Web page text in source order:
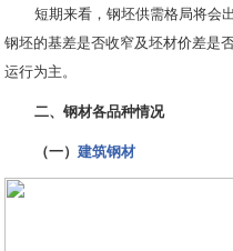
短期来看，钢坯供需格局将会
钢坯的基差是否收窄及坯材价差是
运行为主。
二、钢材各品种情况
（一） 建筑钢材